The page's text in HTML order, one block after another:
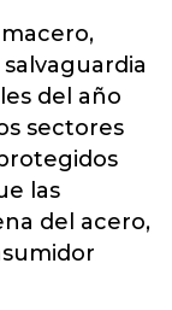
del año
sectores
las
del acero,